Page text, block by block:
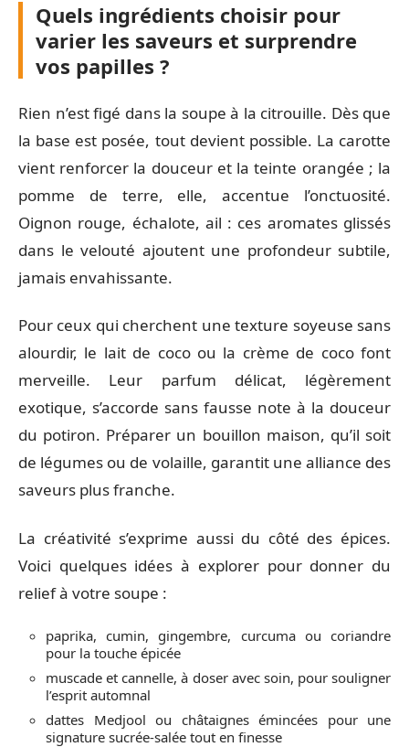
Quels ingrédients choisir pour
varier les saveurs et surprendre
vos papilles ?
Rien n’est figé dans la soupe à la citrouille. Dès que
la base est posée, tout devient possible. La carotte
vient renforcer la douceur et la teinte orangée ; la
pomme de terre, elle, accentue l’onctuosité.
Oignon rouge, échalote, ail : ces aromates glissés
dans le velouté ajoutent une profondeur subtile,
jamais envahissante.
Pour ceux qui cherchent une texture soyeuse sans
alourdir, le lait de coco ou la crème de coco font
merveille. Leur parfum délicat, légèrement
exotique, s’accorde sans fausse note à la douceur
du potiron. Préparer un bouillon maison, qu’il soit
de légumes ou de volaille, garantit une alliance des
saveurs plus franche.
La créativité s’exprime aussi du côté des épices.
Voici quelques idées à explorer pour donner du
relief à votre soupe :
paprika, cumin, gingembre, curcuma ou coriandre
pour la touche épicée
muscade et cannelle, à doser avec soin, pour souligner
l’esprit automnal
dattes Medjool ou châtaignes émincées pour une
signature sucrée-salée tout en finesse